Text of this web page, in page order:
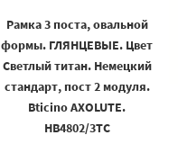
Рамка 3 поста, овальной
формы. ГЛЯНЦЕВЫЕ. Цвет
Светлый титан. Немецкий
стандарт, пост 2 модуля.
Bticino AXOLUTE.
HB4802/3TC